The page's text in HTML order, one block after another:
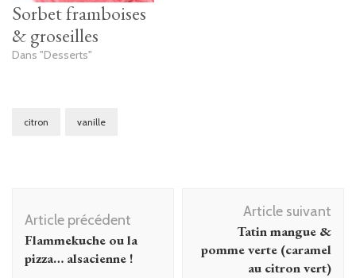
Sorbet framboises
& groseilles
Dans "Desserts"
citron vanille
d'article
Article précédent
Flammekuche ou la
pizza… alsacienne !
Article suivant
Tatin mangue &
pomme verte (caramel
au citron vert)